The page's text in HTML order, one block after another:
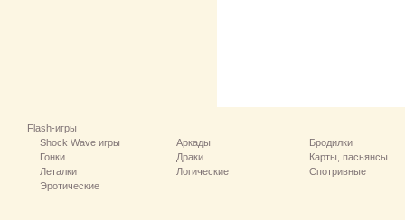
Flash-игры
Shock Wave игры
Аркады
Бродилки
Гонки
Драки
Карты, пасьянсы
Леталки
Логические
Спотривные
Эротические